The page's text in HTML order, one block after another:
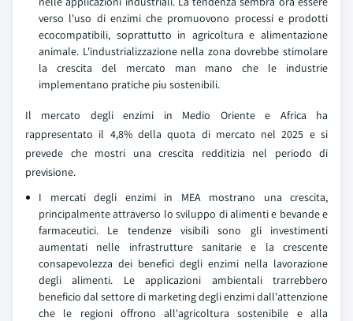
verso l'uso di enzimi che promuovono processi e prodotti
ecocompatibili, soprattutto in agricoltura e alimentazione
animale. L'industrializzazione nella zona dovrebbe stimolare
la crescita del mercato man mano che le industrie
implementano pratiche piu sostenibili.
Il mercato degli enzimi in Medio Oriente e Africa ha
rappresentato il 4,8% della quota di mercato nel 2025 e si
prevede che mostri una crescita redditizia nel periodo di
previsione.
I mercati degli enzimi in MEA mostrano una crescita,
principalmente attraverso lo sviluppo di alimenti e bevande e
farmaceutici. Le tendenze visibili sono gli investimenti
aumentati nelle infrastrutture sanitarie e la crescente
consapevolezza dei benefici degli enzimi nella lavorazione
degli alimenti. Le applicazioni ambientali trarrebbero
beneficio dal settore di marketing degli enzimi dall'attenzione
che le regioni offrono all'agricoltura sostenibile e alla